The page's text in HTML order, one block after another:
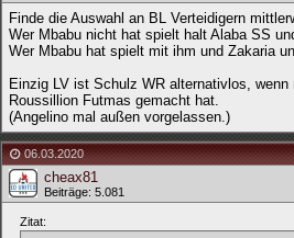
Finde die Auswahl an BL Verteidigern
Wer Mbabu nicht hat spielt halt Alaba SS
Wer Mbabu hat spielt mit ihm und Zakaria
Einzig LV ist Schulz WR alternativlos,
Roussillion Futmas gemacht hat.
(Angelino mal außen vorgelassen.)
06.03.2020
cheax81
Beiträge: 5.081
Zitat: